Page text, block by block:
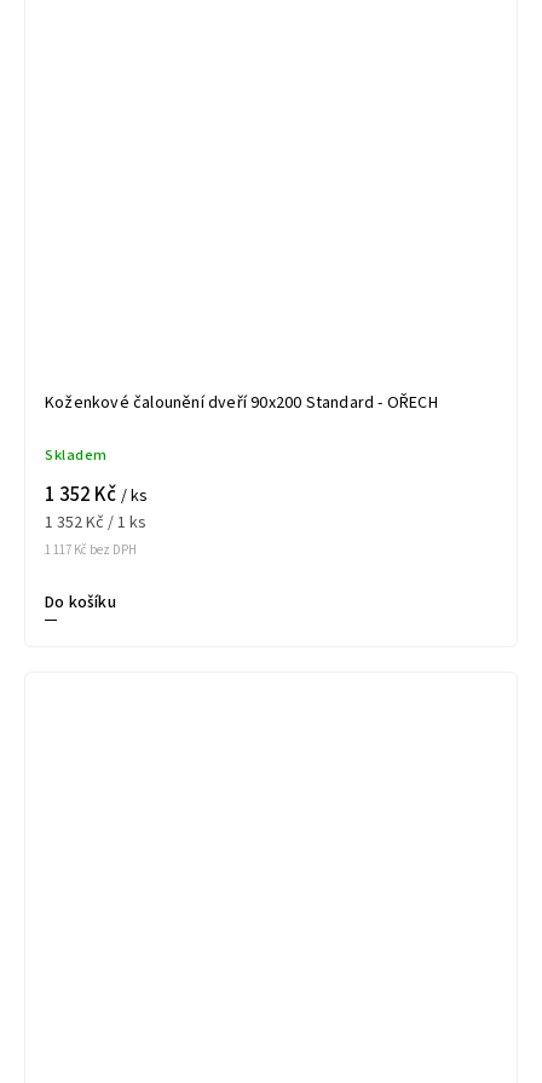
Koženkové čalounění dveří 90x200 Standard - OŘECH
Skladem
1 117 Kč bez DPH
1 352 Kč / ks
1 352 Kč / 1 ks
Do košíku